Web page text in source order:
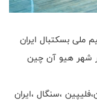
ملی بسکتبال ایران
در شهر هیو آن چین
،سنگال ،ایران